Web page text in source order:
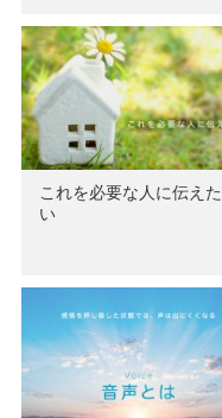
これを必要な人に伝えた
い